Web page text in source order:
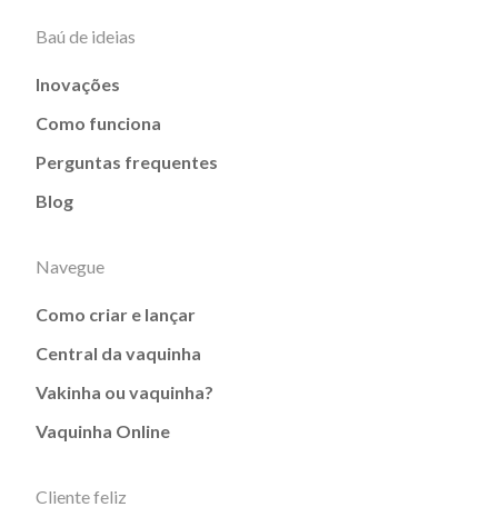
Baú de ideias
Inovações
Como funciona
Perguntas frequentes
Blog
Navegue
Como criar e lançar
Central da vaquinha
Vakinha ou vaquinha?
Vaquinha Online
Cliente feliz